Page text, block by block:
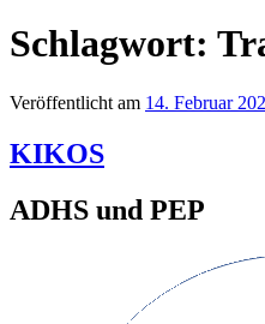
Schlagwort:
Veröffentlicht am 14. Februar
KIKOS
ADHS und PEP